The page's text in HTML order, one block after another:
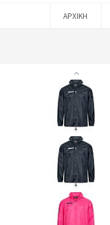
ΑΡΧΙΚΗ